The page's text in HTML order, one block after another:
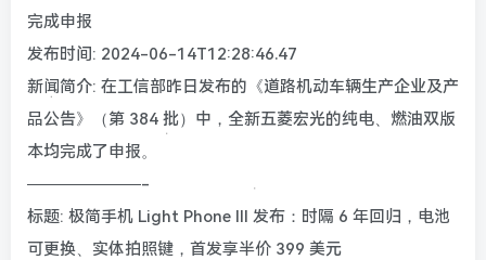
完成申报
发布时间: 2024-06-14T12:28:46.47
新闻简介: 在工信部昨日发布的《道路机动车辆生产企业及产
品公告》（第 384 批）中，全新五菱宏光的纯电、燃油双版
本均完成了申报。
———————-
标题: 极简手机 Light Phone III 发布：时隔 6 年回归，电池
可更换、实体拍照键，首发享半价 399 美元